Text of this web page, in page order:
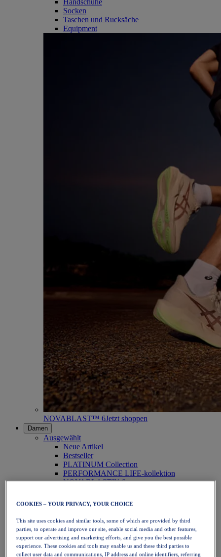
Handschuhe
Socken
Taschen und Rucksäche
Equipment
NOVABLAST™ 6Jetzt shoppen
Damen
Ausgewählt
Neue Artikel
Bestseller
PLATINUM Collection
PERFORMANCE LIFE-kollektion
NOVABLAST™ 6
Laufen
Trailrunning
Tennis
Volleyball
Handball
Padel
Korbball
COOKIES – YOUR PRIVACY, YOUR CHOICE
This site uses cookies and similar tools, some of which are provided by third
parties, to operate and improve our site, enable social media and other features,
support our advertising and marketing efforts, and give you the best possible
experience. These cookies and tools may enable us and these third parties to
collect user data and communications, IP address and online identifiers, referring